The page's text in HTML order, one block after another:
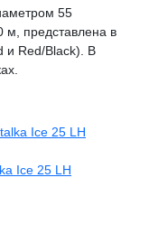
55
м, представлена в
и Red/Black). В
Ice 25 LH